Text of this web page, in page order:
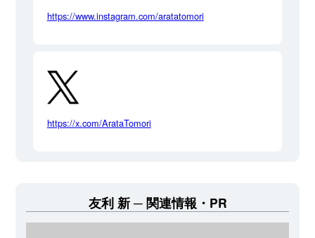
https://www.instagram.com/aratatomori
https://x.com/ArataTomori
友利 新 関連情報・PR